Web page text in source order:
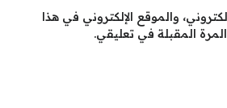
والموقع الإلكتروني في هذا
المقبلة في تعليقي.